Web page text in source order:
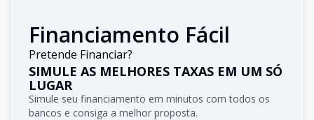
Financiamento Fácil
Pretende Financiar?
SIMULE AS MELHORES TAXAS EM UM SÓ
LUGAR
Simule seu financiamento em minutos com todos os
bancos e consiga a melhor proposta.